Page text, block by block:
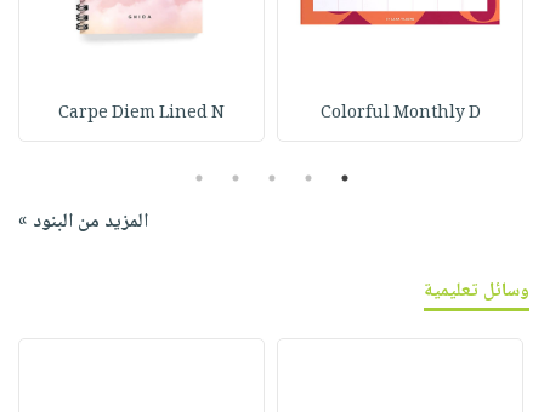
Colorful Monthly D
Carpe Diem Lined N
1
2
3
4
5
المزيد من البنود »
وسائل تعليمية